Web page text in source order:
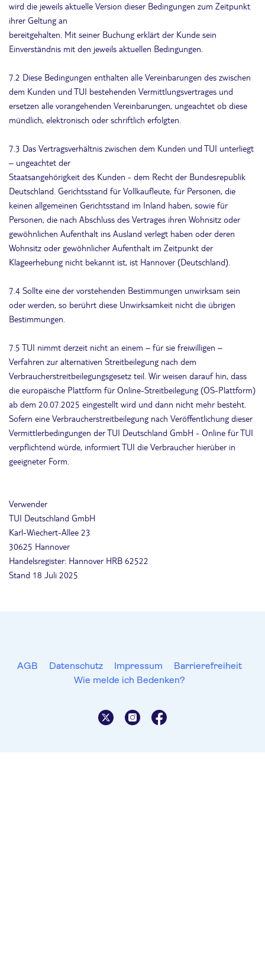
wird die jeweils aktuelle Version dieser Bedingungen zum Zeitpunkt
ihrer Geltung an
bereitgehalten. Mit seiner Buchung erklärt der Kunde sein
Einverständnis mit den jeweils aktuellen Bedingungen.
7.2 Diese Bedingungen enthalten alle Vereinbarungen des zwischen
dem Kunden und TUI bestehenden Vermittlungsvertrages und
ersetzen alle vorangehenden Vereinbarungen, ungeachtet ob diese
mündlich, elektronisch oder schriftlich erfolgten.
7.3 Das Vertragsverhältnis zwischen dem Kunden und TUI unterliegt
– ungeachtet der
Staatsangehörigkeit des Kunden - dem Recht der Bundesrepublik
Deutschland. Gerichtsstand für Vollkaufleute, für Personen, die
keinen allgemeinen Gerichtsstand im Inland haben, sowie für
Personen, die nach Abschluss des Vertrages ihren Wohnsitz oder
gewöhnlichen Aufenthalt ins Ausland verlegt haben oder deren
Wohnsitz oder gewöhnlicher Aufenthalt im Zeitpunkt der
Klageerhebung nicht bekannt ist, ist Hannover (Deutschland).
7.4 Sollte eine der vorstehenden Bestimmungen unwirksam sein
oder werden, so berührt diese Unwirksamkeit nicht die übrigen
Bestimmungen.
7.5 TUI nimmt derzeit nicht an einem – für sie freiwilligen –
Verfahren zur alternativen Streitbeilegung nach dem
Verbraucherstreitbeilegungsgesetz teil. Wir weisen darauf hin, dass
die europäische Plattform für Online-Streitbeilegung (OS-Plattform)
ab dem 20.07.2025 eingestellt wird und dann nicht mehr besteht.
Sofern eine Verbraucherstreitbeilegung nach Veröffentlichung dieser
Vermittlerbedingungen der TUI Deutschland GmbH - Online für TUI
verpflichtend würde, informiert TUI die Verbraucher hierüber in
geeigneter Form.
Verwender
TUI Deutschland GmbH
Karl-Wiechert-Allee 23
30625 Hannover
Handelsregister: Hannover HRB 62522
Stand 18 Juli 2025
AGB Datenschutz Impressum
Barrierefreiheit
Wie melde ich Bedenken?